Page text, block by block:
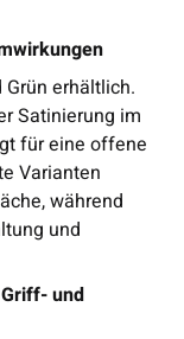
Grün erhältlich.
Satinierung im
für eine offene
Varianten
während
und
und